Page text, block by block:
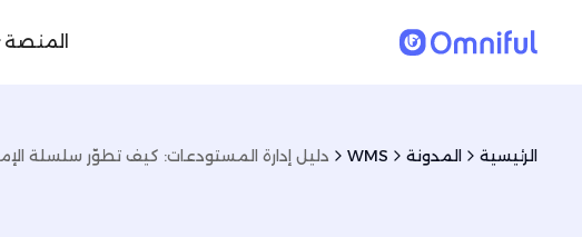
المنصة
الرئيسية المدونة WMS